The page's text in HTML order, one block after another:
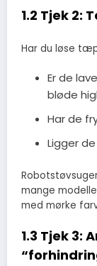
1.2 Tjek 2:
Har du løse
Er de
bløde
Har de
Ligger
mange
med mørke
1.3 Tjek 3: